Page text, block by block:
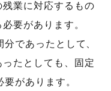
業に対応するもの
要があります。
であったとして、
たとしても、固定
があります。